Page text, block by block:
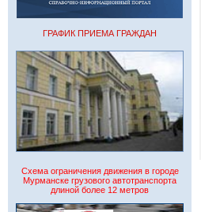
ГРАФИК ПРИЕМА ГРАЖДАН
Схема ограничения движения в городе
Мурманске грузового автотранспорта
длиной более 12 метров